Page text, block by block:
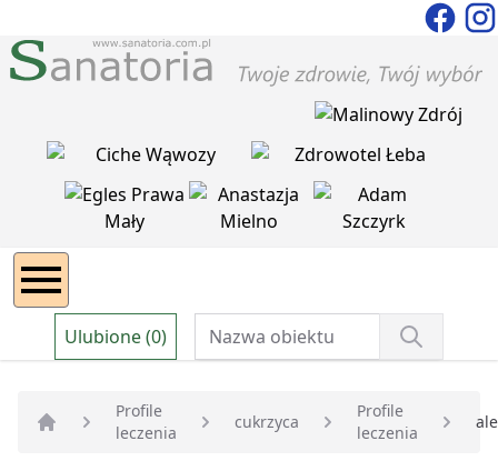
Ulubione (0)
Strona główna
Profile
leczenia
cukrzyca
Profile
leczenia